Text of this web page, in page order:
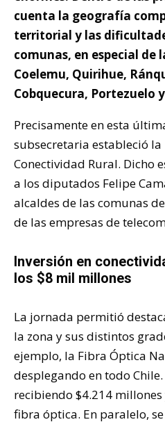
cuenta la geografía
territorial y las
comunas, en especial de
Coelemu, Quirihue,
Cobquecura, Portezuelo
Precisamente en esta
subsecretaria estableció
Conectividad Rural. Dicho
a los diputados Felipe
alcaldes de las comunas
de las empresas de
Inversión en
los $8 mil millones
La jornada permitió
la zona y sus distintos
ejemplo, la Fibra Óptica
desplegando en todo
recibiendo $4.214
fibra óptica. En paralelo,